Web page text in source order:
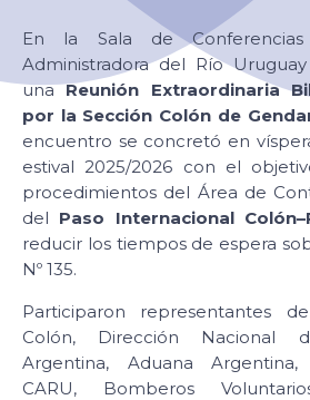
En la Sala de
Administradora del Río
unaReunión Extraordinaria
por la Sección Colón de
encuentro se concretó en
estival 2025/2026 con el
procedimientos del Área de
del Paso Internacional
reducir los tiempos de espera
Nº 135.
Participaron representantes
Colón, Dirección Nacional
Argentina, Aduana
CARU, Bomberos